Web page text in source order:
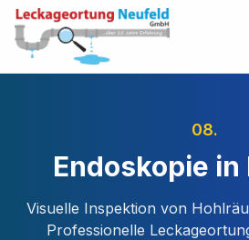
08.
Endoskopie in
Visuelle Inspektion von
Professionelle